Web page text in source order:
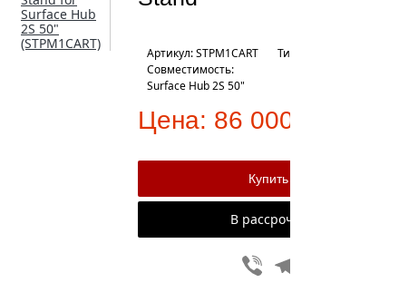
Артикул: STPM1CART
Тип: подставка
Совместимость:
Surface Hub 2S 50"
Цена: 86 000 ₴
В рассрочку
Viber